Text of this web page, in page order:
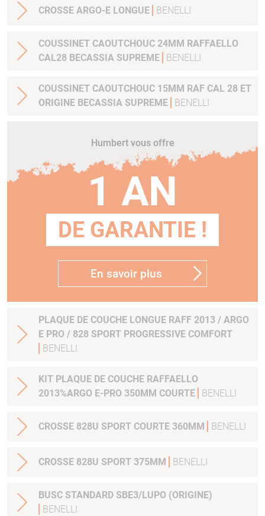
CROSSE ARGO-E LONGUE BENELLI
COUSSINET CAOUTCHOUC 24MM RAFFAELLO
CAL28 BECASSIA SUPREME
BENELLI
COUSSINET CAOUTCHOUC 15MM RAF CAL 28 ET
ORIGINE BECASSIA SUPREME
BENELLI
Humbert vous offre
1 AN
DE GARANTIE !
En savoir plus
PLAQUE DE COUCHE LONGUE RAFF 2013 / ARGO
E PRO / 828 SPORT PROGRESSIVE COMFORT
BENELLI
KIT PLAQUE DE COUCHE RAFFAELLO
2013%ARGO E-PRO 350MM COURTE
BENELLI
CROSSE 828U SPORT COURTE 360MM BENELLI
CROSSE 828U SPORT 375MM BENELLI
BUSC STANDARD SBE3/LUPO (ORIGINE)
BENELLI